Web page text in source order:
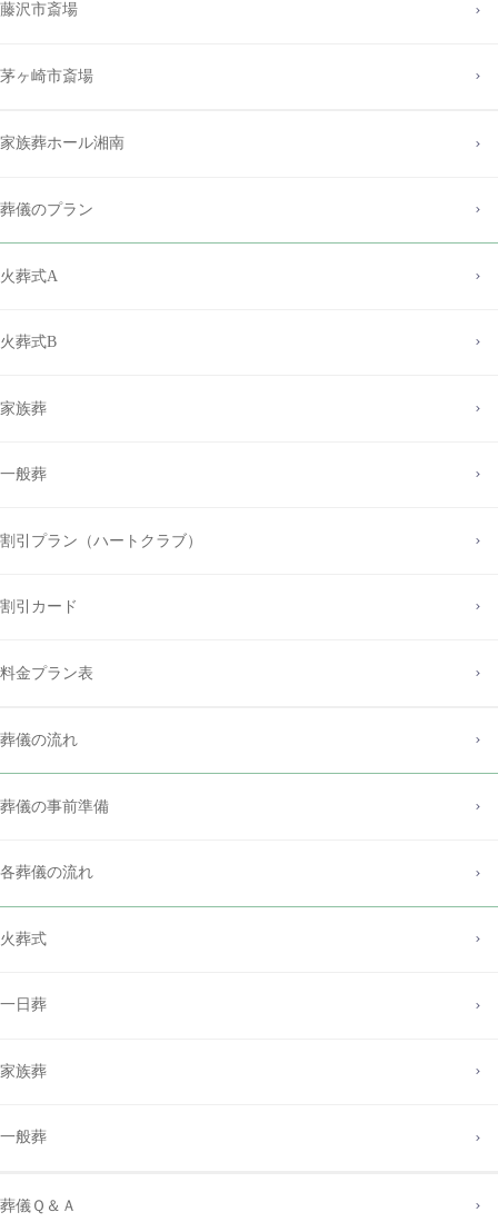
藤沢市斎場
茅ヶ崎市斎場
家族葬ホール湘南
葬儀のプラン
火葬式A
火葬式B
家族葬
一般葬
割引プラン（ハートクラブ）
割引カード
料金プラン表
葬儀の流れ
葬儀の事前準備
各葬儀の流れ
火葬式
一日葬
家族葬
一般葬
葬儀Ｑ＆Ａ